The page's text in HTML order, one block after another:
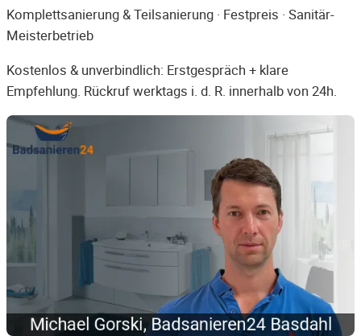
Komplettsanierung & Teilsanierung · Festpreis · Sanitär-
Meisterbetrieb
Kostenlos & unverbindlich: Erstgespräch + klare
Empfehlung. Rückruf werktags i. d. R. innerhalb von 24h.